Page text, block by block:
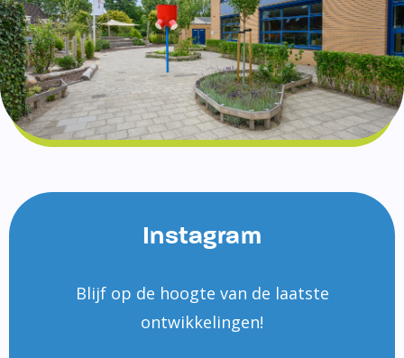
Instagram
Blijf op de hoogte van de laatste
ontwikkelingen!